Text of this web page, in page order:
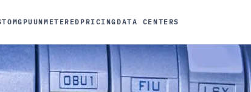
GPUUNMETERED PRICING DATA CENTERS